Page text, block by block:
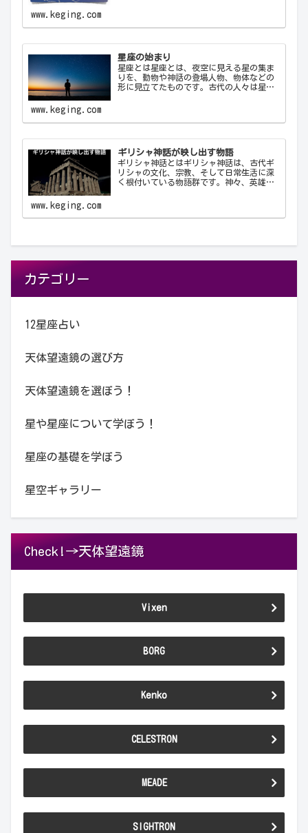
ン…
www.keging.com
星座の始まり
星座とは星座とは、夜空に見える星の集ま
りを、動物や神話の登場人物、物体などの
形に見立てたものです。古代の人々は星を
おいて重要な役…
www.keging.com
ギリシャ神話が映し出す物語
ギリシャ神話とはギリシャ神話は、古代ギ
リシャの文化、宗教、そして日常生活に深
く根付いている物語群です。神々、英雄、
哲学に多大な…
www.keging.com
カテゴリー
12星座占い
天体望遠鏡の選び方
天体望遠鏡を選ぼう！
星や星座について学ぼう！
星座の基礎を学ぼう
星空ギャラリー
Check!→天体望遠鏡
Vixen
BORG
Kenko
CELESTRON
MEADE
SIGHTRON